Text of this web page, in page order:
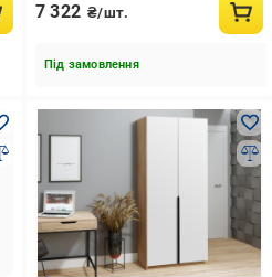
7 322 ₴/шт.
Під замовлення